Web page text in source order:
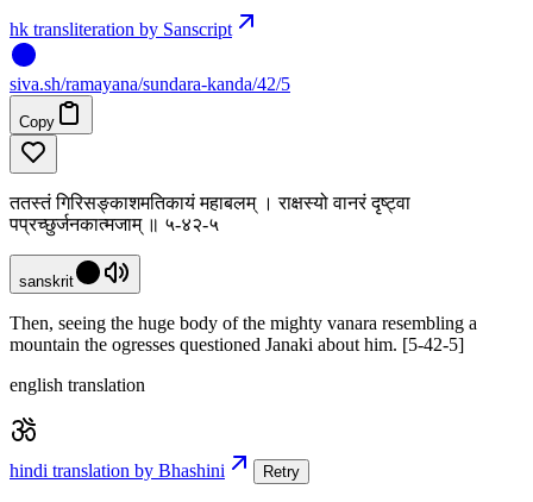
hk transliteration by Sanscript
siva.sh/ramayana/sundara-kanda/42/5
Copy
ततस्तं गिरिसङ्काशमतिकायं महाबलम् । राक्षस्यो वानरं दृष्ट्वा
पप्रच्छुर्जनकात्मजाम् ॥ ५-४२-५
sanskrit
Then, seeing the huge body of the mighty vanara resembling a
mountain the ogresses questioned Janaki about him. [5-42-5]
english translation
hindi translation by Bhashini Retry